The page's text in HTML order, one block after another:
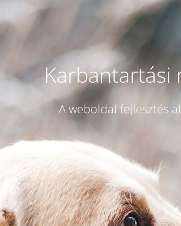
Karbantartási
A weboldal fejlesztés